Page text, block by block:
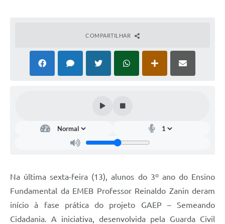
COMPARTILHAR
Na última sexta-feira (13), alunos do 3º ano do Ensino
Fundamental da EMEB Professor Reinaldo Zanin deram
início à fase prática do projeto GAEP – Semeando
Cidadania. A iniciativa, desenvolvida pela Guarda Civil